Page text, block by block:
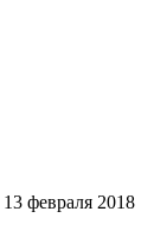
13 февраля 2018